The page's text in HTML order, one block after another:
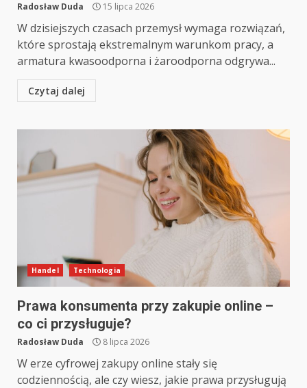
Radosław Duda 15 lipca 2026
W dzisiejszych czasach przemysł wymaga rozwiązań,
które sprostają ekstremalnym warunkom pracy, a
armatura kwasoodporna i żaroodporna odgrywa...
Czytaj dalej
Handel Technologia
Prawa konsumenta przy zakupie online –
co ci przysługuje?
Radosław Duda 8 lipca 2026
W erze cyfrowej zakupy online stały się
codziennością, ale czy wiesz, jakie prawa przysługują